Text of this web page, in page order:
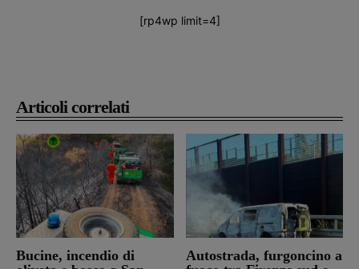
Articoli correlati
Bucine, incendio di
Autostrada, furgoncino a
[rp4wp limit=4]